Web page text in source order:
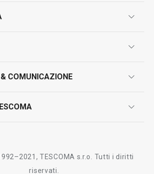
COMUNICAZIONE
TESCOMA s.r.o. Tutti i diritti
riservati.